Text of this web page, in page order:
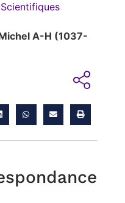
Scientifiques
A-H (1037-